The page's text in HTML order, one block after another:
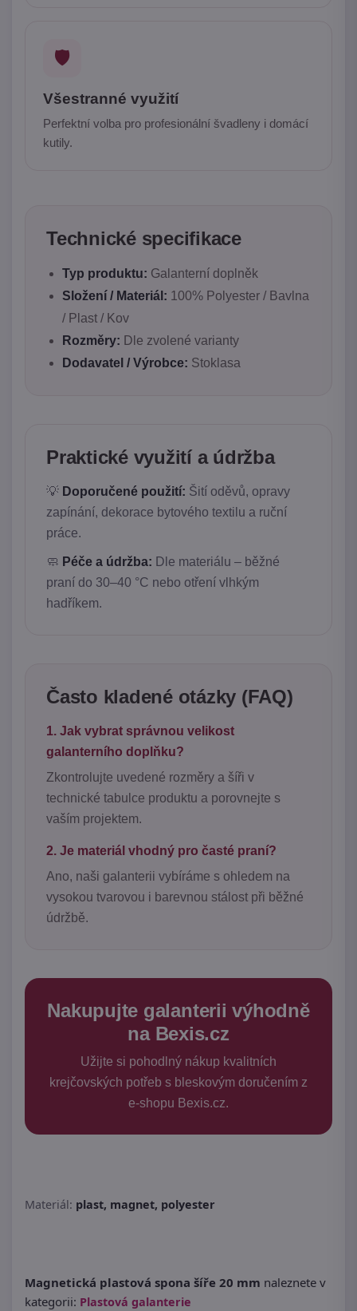
🛡️
Všestranné využití
Perfektní volba pro profesionální švadleny i domácí
kutily.
Technické specifikace
Typ produktu: Galanterní doplněk
Složení / Materiál: 100% Polyester / Bavlna
/ Plast / Kov
Rozměry: Dle zvolené varianty
Dodavatel / Výrobce: Stoklasa
Praktické využití a údržba
💡 Doporučené použití: Šití oděvů, opravy
zapínání, dekorace bytového textilu a ruční
práce.
🧼 Péče a údržba: Dle materiálu – běžné
praní do 30–40 °C nebo otření vlhkým
hadříkem.
Často kladené otázky (FAQ)
1. Jak vybrat správnou velikost
galanterního doplňku?
Zkontrolujte uvedené rozměry a šíři v
technické tabulce produktu a porovnejte s
vaším projektem.
2. Je materiál vhodný pro časté praní?
Ano, naši galanterii vybíráme s ohledem na
vysokou tvarovou i barevnou stálost při běžné
údržbě.
Nakupujte galanterii výhodně
na Bexis.cz
Užijte si pohodlný nákup kvalitních
krejčovských potřeb s bleskovým doručením z
e-shopu Bexis.cz.
Materiál: plast, magnet, polyester
Magnetická plastová spona šíře 20 mm naleznete v
kategorii: Plastová galanterie